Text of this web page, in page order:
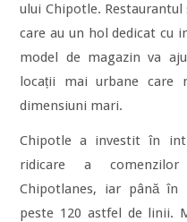
ului Chipotle.
care au un hol dedicat cu
model de magazin va
locații mai urbane care
dimensiuni mari.
Chipotle a investit în
ridicare a
Chipotlanes, iar până
peste 120 astfel de linii.